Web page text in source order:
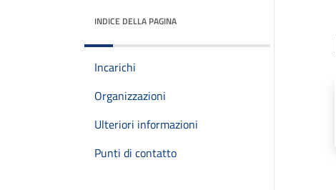
INDICE DELLA PAGINA
Incarichi
Organizzazioni
Ulteriori informazioni
Punti di contatto